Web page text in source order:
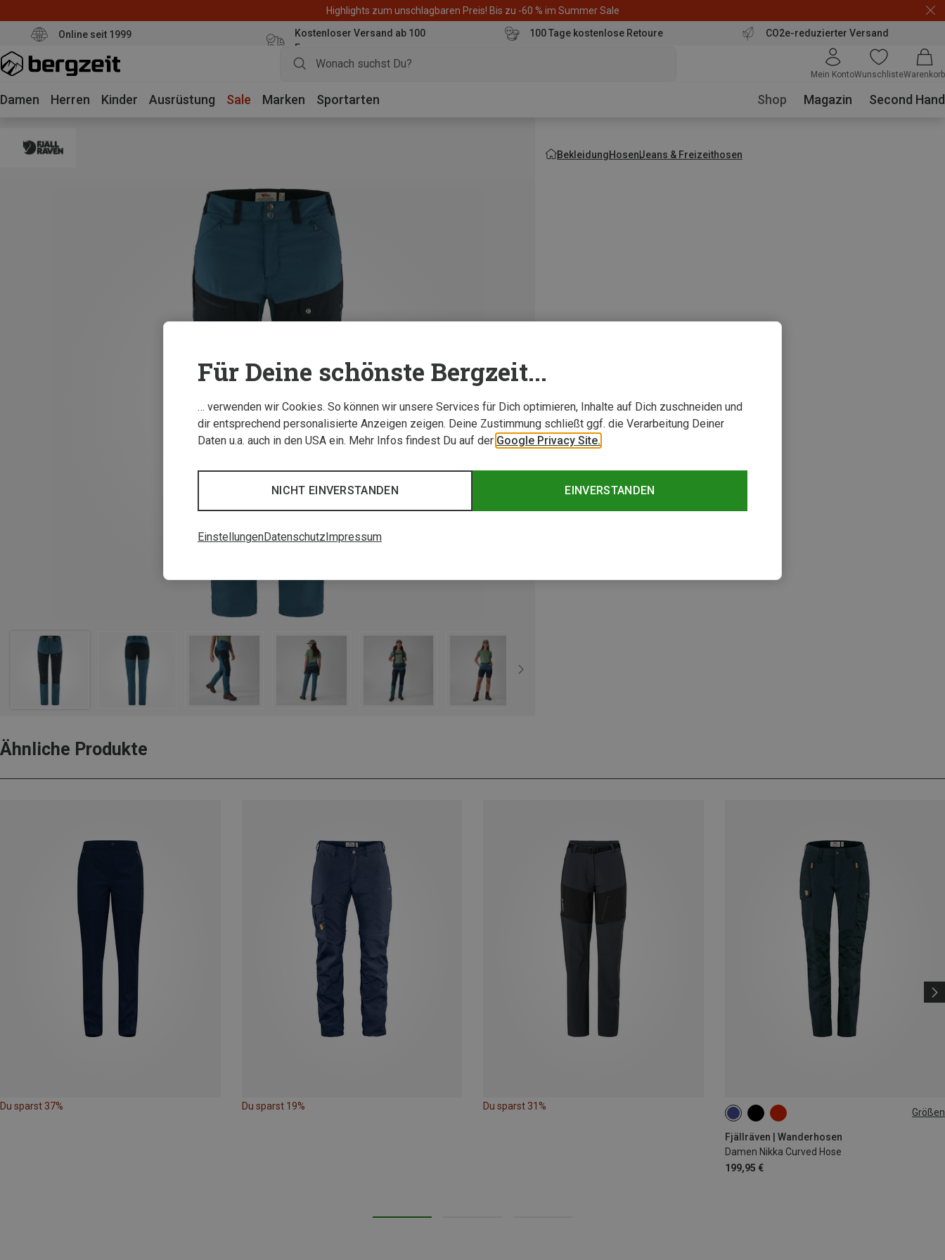
Highlights zum unschlagbaren Preis! Bis zu -60 % im Summer Sale
Online seit 1999
Kostenloser Versand ab 100
Euro
100 Tage kostenlose Retoure CO2e-reduzierter Versand
Mein KontoWunschlisteWarenkorb
Damen Herren Kinder Ausrüstung Sale Marken Sportarten Shop Magazin Second Hand
BekleidungHosenJeans & Freizeithosen
Ähnliche Produkte
Du sparst 37% Du sparst 19% Du sparst 31%
Größen
Fjällräven | Wanderhosen
Damen Nikka Curved Hose
199,95 €
Für Deine schönste Bergzeit...
… verwenden wir Cookies. So können wir unsere Services für Dich optimieren, Inhalte auf Dich zuschneiden und
dir entsprechend personalisierte Anzeigen zeigen. Deine Zustimmung schließt ggf. die Verarbeitung Deiner
Daten u.a. auch in den USA ein. Mehr Infos findest Du auf der Google Privacy Site.
EINVERSTANDEN
NICHT EINVERSTANDEN
EinstellungenDatenschutz Impressum